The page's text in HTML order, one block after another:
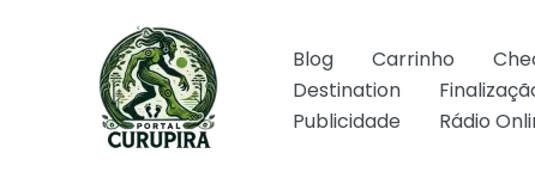
Blog Carrinho
Destination
Publicidade
Rádio